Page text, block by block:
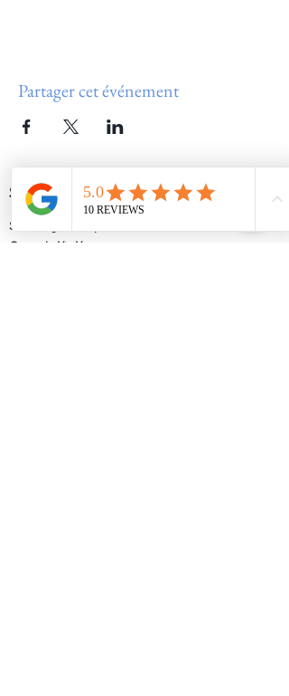
Partager cet événement
SERVICES
Soins Psycho Corporel